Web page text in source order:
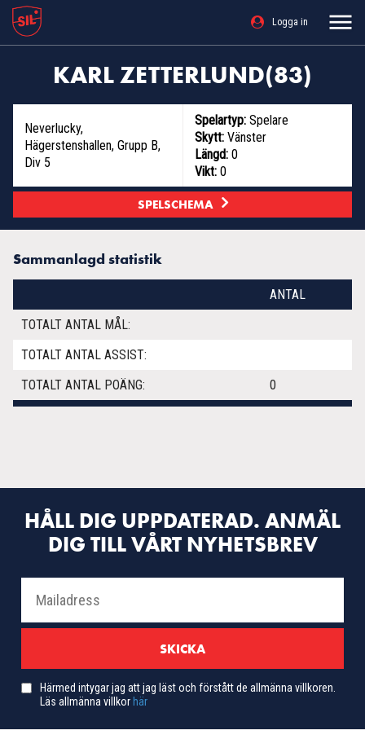
Logga in
KARL ZETTERLUND(83)
Neverlucky,
Hägerstenshallen, Grupp B,
Div 5
Spelartyp: Spelare
Skytt: Vänster
Längd: 0
Vikt: 0
SPELSCHEMA
Sammanlagd statistik
ANTAL
TOTALT ANTAL MÅL:
TOTALT ANTAL ASSIST:
TOTALT ANTAL POÄNG:
0
HÅLL DIG UPPDATERAD. ANMÄL
DIG TILL VÅRT NYHETSBREV
Härmed intygar jag att jag läst och förstått de allmänna villkoren.
Läs allmänna villkor här